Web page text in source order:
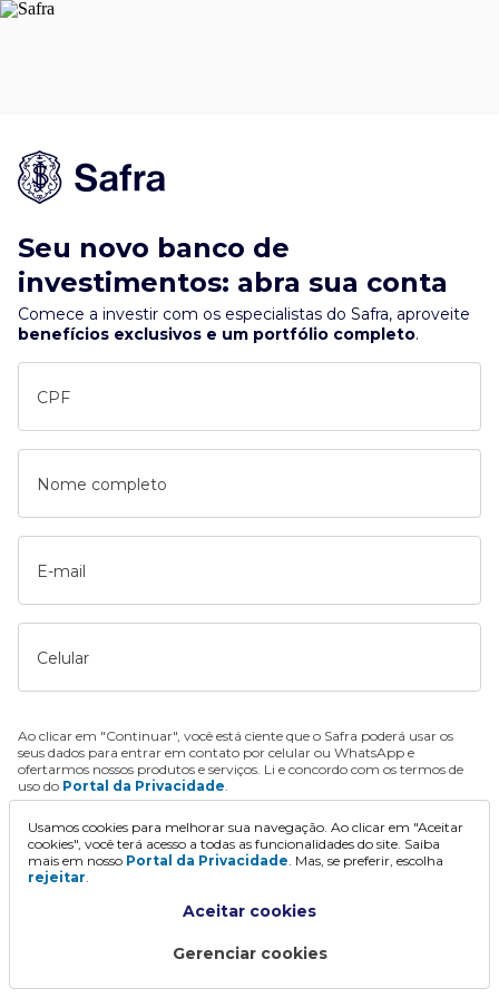
Seu novo banco de
investimentos: abra sua conta
Comece a investir com os especialistas do Safra, aproveite
benefícios exclusivos e um portfólio completo.
CPF
Nome completo
E-mail
Celular
Ao clicar em "Continuar", você está ciente que o Safra poderá usar os
seus dados para entrar em contato por celular ou WhatsApp e
ofertarmos nossos produtos e serviços. Li e concordo com os termos de
uso do Portal da Privacidade.
Continuar
Usamos cookies para melhorar sua navegação. Ao clicar em "Aceitar
cookies", você terá acesso a todas as funcionalidades do site. Saiba
mais em nosso Portal da Privacidade. Mas, se preferir, escolha
rejeitar.
Aceitar cookies
Gerenciar cookies